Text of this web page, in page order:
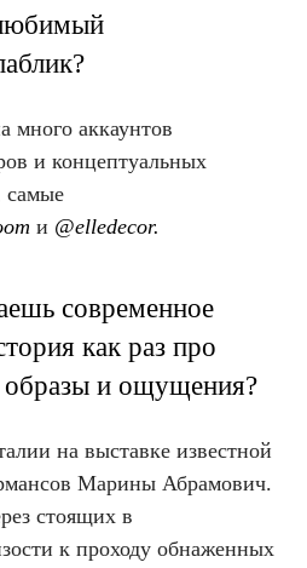
много аккаунтов
и концептуальных
самые
и @elledecor.
современное
как раз про
образы и ощущения?
на выставке известной
Марины Абрамович.
стоящих в
к проходу обнаженных